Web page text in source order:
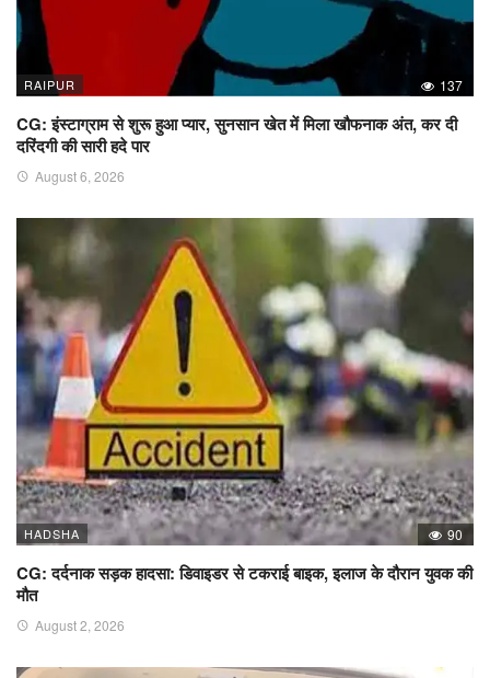
RAIPUR 137
CG: इंस्टाग्राम से शुरू हुआ प्यार, सुनसान खेत में मिला खौफनाक अंत, कर दी
दरिंदगी की सारी हदे पार
August 6, 2026
HADSHA 90
CG: दर्दनाक सड़क हादसा: डिवाइडर से टकराई बाइक, इलाज के दौरान युवक की
मौत
August 2, 2026